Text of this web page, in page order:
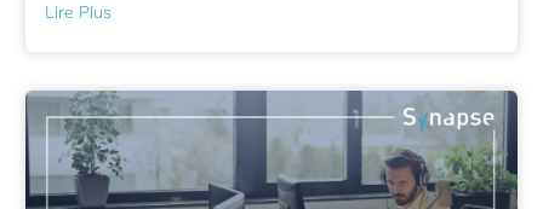
Lire Plus